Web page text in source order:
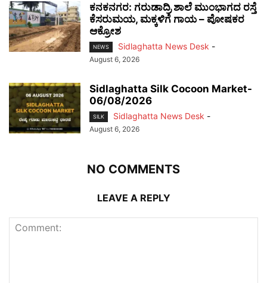
ಕನಕನಗರ: ಗರುಡಾದ್ರಿ ಶಾಲೆ ಮುಂಭಾಗದ ರಸ್ತೆ
ಕೆಸರುಮಯ, ಮಕ್ಕಳಿಗೆ ಗಾಯ – ಪೋಷಕರ
ಆಕ್ರೋಶ
NEWS Sidlaghatta News Desk -
August 6, 2026
Sidlaghatta Silk Cocoon Market-
06/08/2026
SILK Sidlaghatta News Desk -
August 6, 2026
NO COMMENTS
LEAVE A REPLY